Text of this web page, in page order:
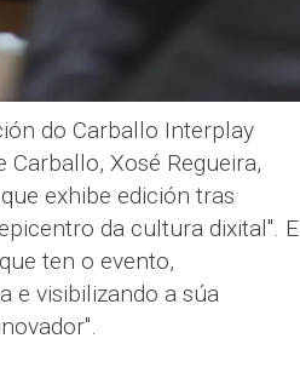
do Carballo Interplay
Xosé Regueira,
exhibe edición tras
da cultura dixital". E
ten o evento,
e visibilizando a súa